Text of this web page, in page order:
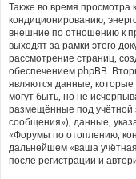
Также во время
кондиционированию,
внешние по отношению к
выходят за рамки этого
рассмотрение страниц,
обеспечением phpBB.
являются данные,
могут быть, но не
размещённые под учётной
сообщения»), данные,
«Форумы по отоплению,
дальнейшем «ваша
после регистрации и